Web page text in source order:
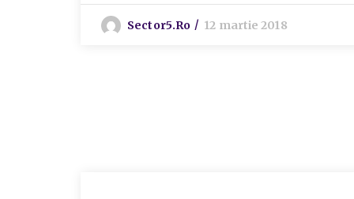
Sector5.ro 12 martie 2018